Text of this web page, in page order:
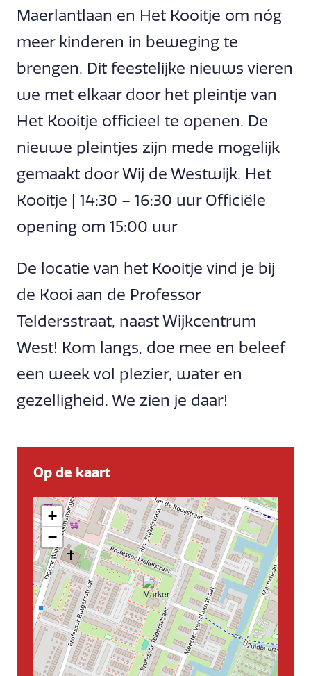
Maerlantlaan en Het Kooitje om nóg
meer kinderen in beweging te
brengen. Dit feestelijke nieuws vieren
we met elkaar door het pleintje van
Het Kooitje officieel te openen. De
nieuwe pleintjes zijn mede mogelijk
gemaakt door Wij de Westwijk. Het
Kooitje | 14:30 – 16:30 uur Officiële
opening om 15:00 uur
De locatie van het Kooitje vind je bij
de Kooi aan de Professor
Teldersstraat, naast Wijkcentrum
West! Kom langs, doe mee en beleef
een week vol plezier, water en
gezelligheid. We zien je daar!
Op de kaart
+
−